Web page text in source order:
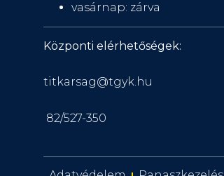
vasárnap: zárva
Központi elérhetőségek:
titkarsag@tgyk.hu
82/527-350